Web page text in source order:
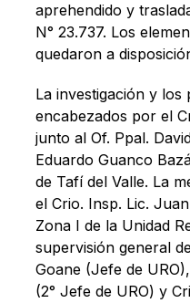
aprehendido y
N° 23.737. Los
quedaron a
La investigación y
encabezados por el
junto al Of. Ppal.
Eduardo Guanco
de Tafí del Valle. La
el Crio. Insp. Lic.
Zona I de la Unidad
supervisión general
Goane (Jefe de
(2° Jefe de URO) y